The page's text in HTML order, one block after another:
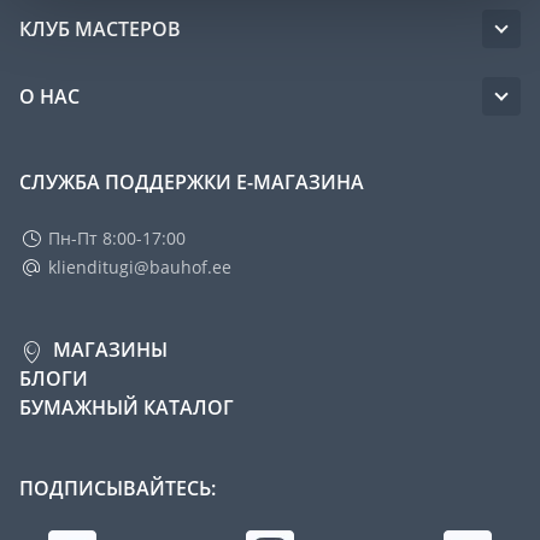
КЛУБ МАСТЕРОВ
О НАС
СЛУЖБА ПОДДЕРЖКИ Е-МАГАЗИНА
Пн-Пт 8:00-17:00
klienditugi@bauhof.ee
МАГАЗИНЫ
БЛОГИ
БУМАЖНЫЙ КАТАЛОГ
ПОДПИСЫВАЙТЕСЬ: